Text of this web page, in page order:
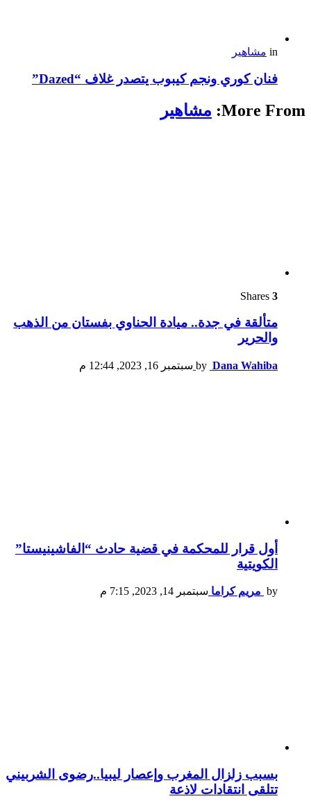
in مشاهير
فنان كوري ونجم كيبوب يتصدر غلاف “Dazed”
More From: مشاهير
3
متألقة في جدة.. ميادة الحناوي بفستان من الذهب
والحرير
by Dana Wahiba سبتمبر 16, 2023, 12:44 م
أول قرار للمحكمة في قضية حادث “الفاشينيستا”
الكويتية
by مريم كراما سبتمبر 14, 2023, 7:15 م
بسبب زلزال المغرب وإعصار ليبيا..رضوى الشربيني
تتلقى انتقادات لاذعة